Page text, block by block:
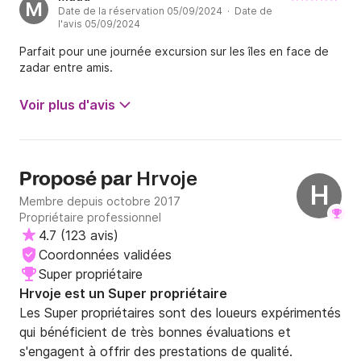
M
Date de la réservation 05/09/2024 · Date de
l'avis 05/09/2024
Parfait pour une journée excursion sur les îles en face de
zadar entre amis.
Voir plus d'avis
H
Proposé par Hrvoje
Membre depuis octobre 2017
Propriétaire professionnel
4.7 (123 avis)
Coordonnées validées
Super propriétaire
Hrvoje est un Super propriétaire
Les Super propriétaires sont des loueurs expérimentés
qui bénéficient de très bonnes évaluations et
s'engagent à offrir des prestations de qualité.